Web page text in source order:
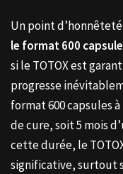
Un point
le format 600
si le TOTOX est
progresse
format 600 capsules
de cure, soit 5 mois
cette durée, le
significative, surtout